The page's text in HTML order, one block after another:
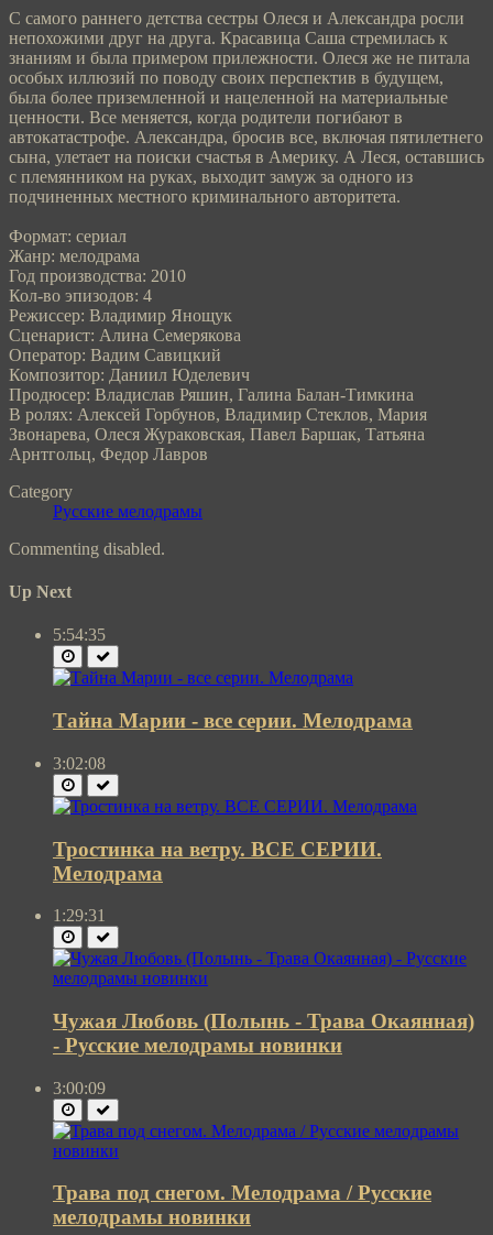
С самого раннего детства сестры Олеся и Александра росли
непохожими друг на друга. Красавица Саша стремилась к
знаниям и была примером прилежности. Олеся же не питала
особых иллюзий по поводу своих перспектив в будущем,
была более приземленной и нацеленной на материальные
ценности. Все меняется, когда родители погибают в
автокатастрофе. Александра, бросив все, включая пятилетнего
сына, улетает на поиски счастья в Америку. А Леся, оставшись
с племянником на руках, выходит замуж за одного из
подчиненных местного криминального авторитета.
Формат: сериал
Жанр: мелодрама
Год производства: 2010
Кол-во эпизодов: 4
Режиссер: Владимир Янощук
Сценарист: Алина Семерякова
Оператор: Вадим Савицкий
Композитор: Даниил Юделевич
Продюсер: Владислав Ряшин, Галина Балан-Тимкина
В ролях: Алексей Горбунов, Владимир Стеклов, Мария
Звонарева, Олеся Жураковская, Павел Баршак, Татьяна
Арнтгольц, Федор Лавров
Category
Русские мелодрамы
Commenting disabled.
Up Next
5:54:35
Тайна Марии - все серии. Мелодрама
3:02:08
Тростинка на ветру. ВСЕ СЕРИИ.
Мелодрама
1:29:31
Чужая Любовь (Полынь - Трава Окаянная)
- Русские мелодрамы новинки
3:00:09
Трава под снегом. Мелодрама / Русские
мелодрамы новинки